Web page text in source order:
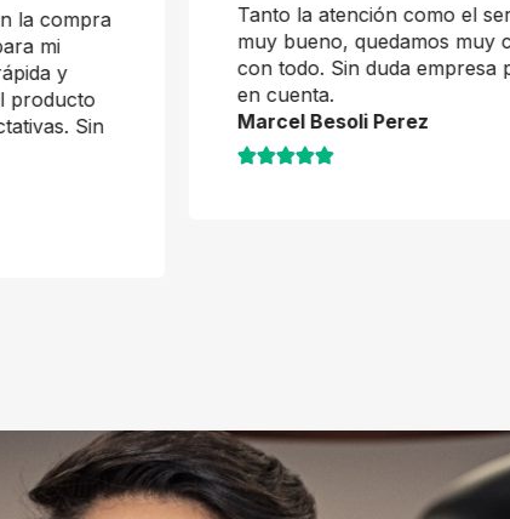
Tanto la atención como el servicio fue
muy bueno, quedamos muy contentos
con todo. Sin duda empresa para tener
Marcel Besoli Perez